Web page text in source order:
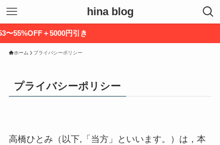
hina blog
＋5000円引き
ホーム プライバシーポリシー
プライバシーポリシー
高橋ひとみ（以下,「当方」といいます。）は，本